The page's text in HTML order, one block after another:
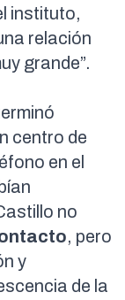
instituto,
relación
grande”.
centro de
en el
no
, pero
y
de la